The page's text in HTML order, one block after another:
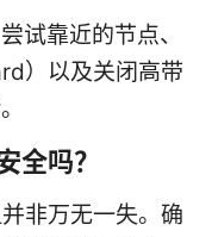
试靠近的节点、
）以及关闭高带
全吗？
非万无一失。确